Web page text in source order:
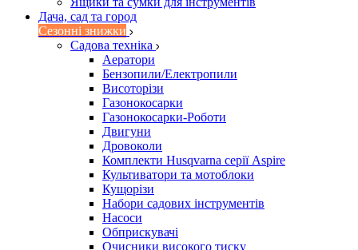
Дача, сад та город
Сезонні знижки
Садова техніка
Аератори
Бензопили/Електропили
Висоторізи
Газонокосарки
Газонокосарки-Роботи
Двигуни
Дровоколи
Комплекти Husqvarna серії Aspire
Культиватори та мотоблоки
Кущорізи
Набори садових інструментів
Насоси
Обприскувачі
Очисники високого тиску